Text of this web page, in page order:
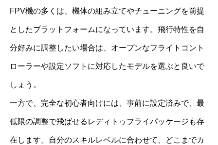
FPV機の多くは、機体の組み立てやチューニングを前提
としたプラットフォームになっています。飛行特性を自
分好みに調整したい場合は、オープンなフライトコント
ローラーや設定ソフトに対応したモデルを選ぶと良いで
しょう。
一方で、完全な初心者向けには、事前に設定済みで、最
低限の調整で飛ばせるレディトゥフライパッケージも存
在します。自分のスキルレベルに合わせて、どこまでカ